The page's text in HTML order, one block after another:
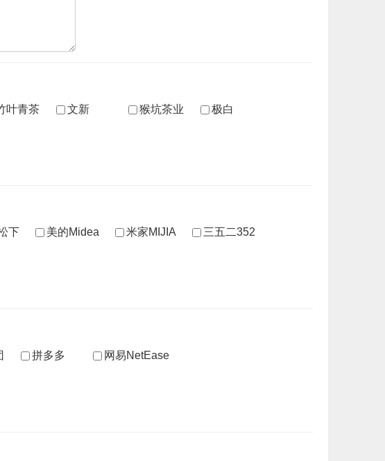
叶青茶 文新 猴坑茶业 极白
下 美的Midea 米家MIJIA
三五二352
拼多多
网易NetEase